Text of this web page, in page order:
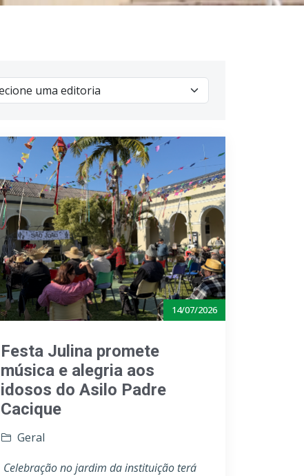
14/07/2026
Festa Julina promete
música e alegria aos
idosos do Asilo Padre
Cacique
Geral
Celebração no jardim da instituição terá